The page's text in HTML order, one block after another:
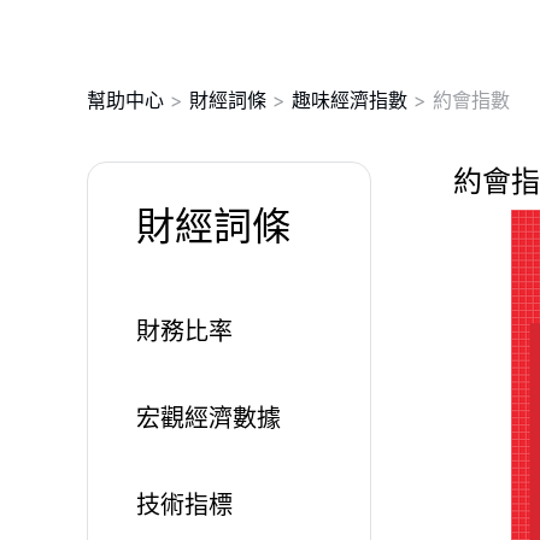
幫助中心 > 財經詞條 > 趣味經濟指數 > 約會指數
財經詞條
財務比率
宏觀經濟數據
技術指標
約會